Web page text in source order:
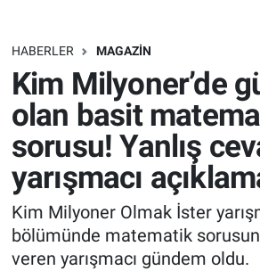
HABERLER MAGAZIN
Kim Milyoner’de
olan basit
sorusu! Yanlış
yarışmacı
Kim Milyoner Olmak İster
bölümünde matematik
veren yarışmacı gündem oldu.
Bilim turu
Bilim ve Teknoloji Evreni
Doğa Konuşuyor
Dünya
Ege Saati
Dünya
Teknoloji
Sağlık
Spor
Yayın Akışı
Trafik Durumu
Süper Lig Puan Durumu ve
Tüm Manşetler
Son Dakika Haberleri
Haber Arşivi